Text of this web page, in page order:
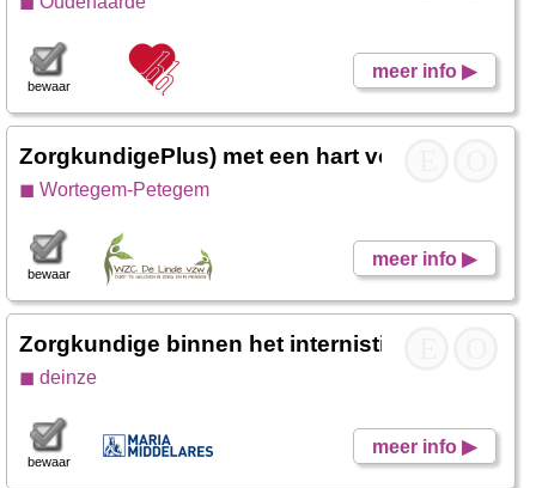
meer info ▶
bewaar
ZorgkundigePlus) met een hart voor ouderen
◼ Wortegem-Petegem
meer info ▶
bewaar
Zorgkundige binnen het internistisch domein
◼ deinze
meer info ▶
bewaar